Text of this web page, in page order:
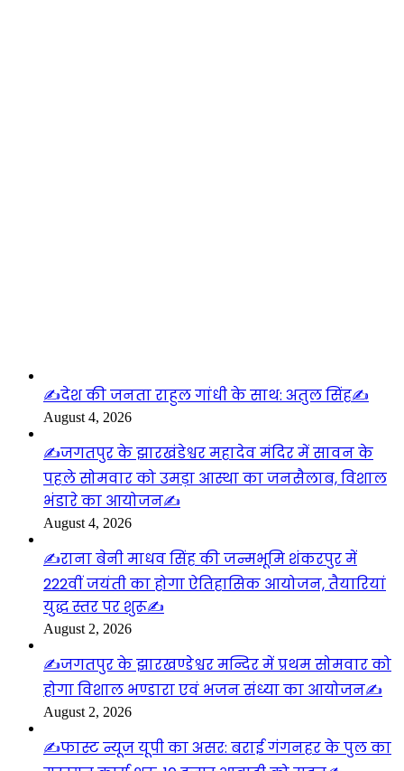
✍️देश की जनता राहुल गांधी के साथ: अतुल सिंह✍️
August 4, 2026
✍️जगतपुर के झारखंडेश्वर महादेव मंदिर में सावन के
पहले सोमवार को उमड़ा आस्था का जनसैलाब, विशाल
भंडारे का आयोजन✍️
August 4, 2026
✍️राना बेनी माधव सिंह की जन्मभूमि शंकरपुर में
222वीं जयंती का होगा ऐतिहासिक आयोजन, तैयारियां
युद्ध स्तर पर शुरू✍️
August 2, 2026
✍️जगतपुर के झारखण्डेश्वर मन्दिर में प्रथम सोमवार को
होगा विशाल भण्डारा एवं भजन संध्या का आयोजन✍️
August 2, 2026
✍️फास्ट न्यूज यूपी का असर: बराई गंगनहर के पुल का